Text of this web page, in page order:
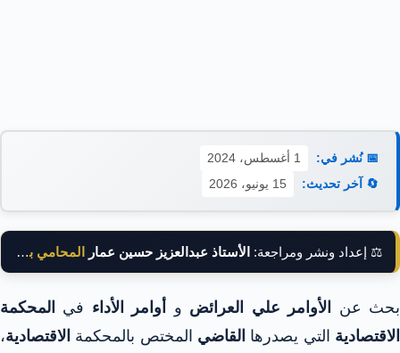
📅 نُشر في:
1 أغسطس، 2024
🔄 آخر تحديث:
15 يونيو، 2026
⚖️ إعداد ونشر ومراجعة: الأستاذ عبدالعزيز حسين عمار المحامي بالنقض
بحث عن الأوامر علي العرائض و أوامر الأداء في
المحكمة
الاقتصادية التي يصدرها القاضي المختص بالمحكمة الاقتصادية،